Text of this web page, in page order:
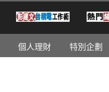
個人理財 特別企劃